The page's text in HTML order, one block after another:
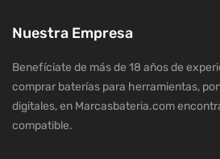
Nuestra Empresa
Benefíciate de más de 18 años de
comprar baterías para herramientas,
digitales, en Marcasbateria.com
compatible.